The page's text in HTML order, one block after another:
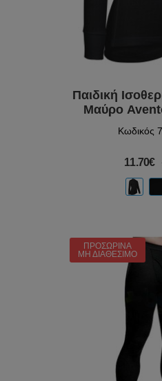
Παιδική
Μαύρο
Κωδικός
11.70€
ΠΡΟΣΩΡΙΝΆ
ΜΗ ΔΙΑΘΈΣΙΜΟ